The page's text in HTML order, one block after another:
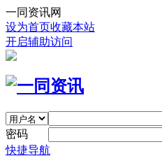
一同资讯网
设为首页收藏本站
开启辅助访问
密码
快捷导航